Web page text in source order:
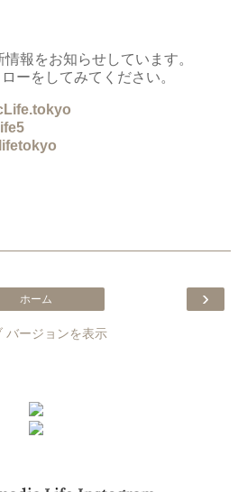
報をお知らせしています。
ーをしてみてください。
›
ホーム
バージョンを表示